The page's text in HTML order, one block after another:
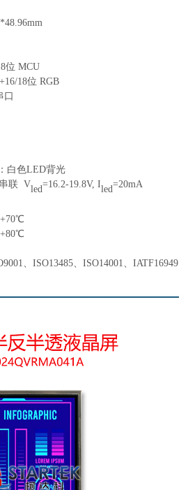
mm
位 MCU
18位 RGB
： 白色LED背光
联 Vled=16.2-19.8V, Iled=20mA
70℃
80℃
、ISO13485、ISO14001、IATF16949